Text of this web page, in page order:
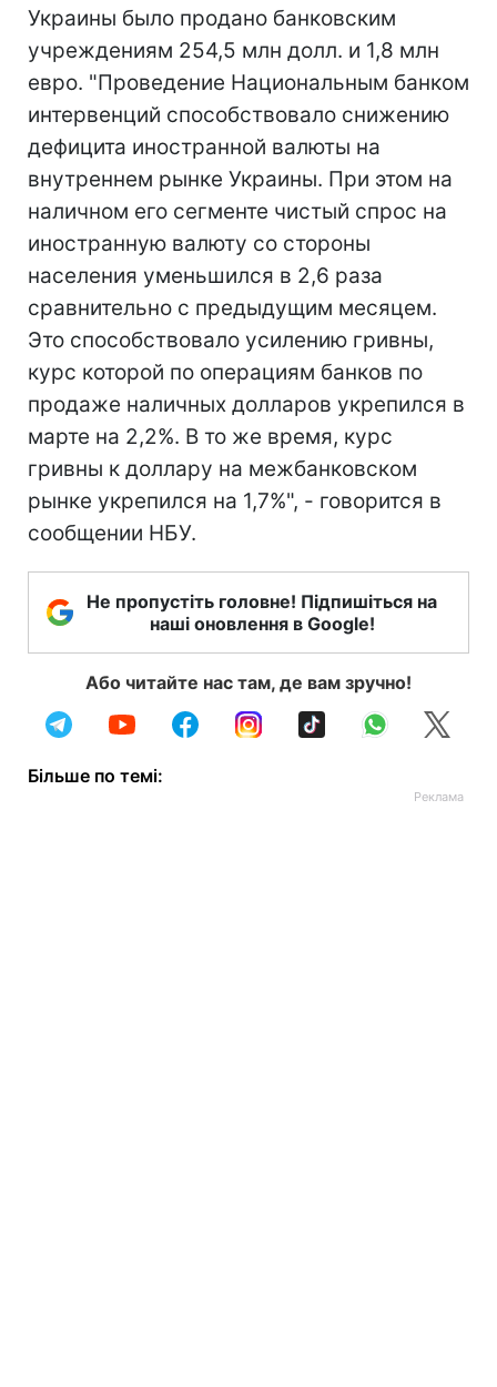
Украины было продано банковским
учреждениям 254,5 млн долл. и 1,8 млн
евро. "Проведение Национальным банком
интервенций способствовало снижению
дефицита иностранной валюты на
внутреннем рынке Украины. При этом на
наличном его сегменте чистый спрос на
иностранную валюту со стороны
населения уменьшился в 2,6 раза
сравнительно с предыдущим месяцем.
Это способствовало усилению гривны,
курс которой по операциям банков по
продаже наличных долларов укрепился в
марте на 2,2%. В то же время, курс
гривны к доллару на межбанковском
рынке укрепился на 1,7%", - говорится в
сообщении НБУ.
Не пропустіть головне! Підпишіться на
наші оновлення в Google!
Або читайте нас там, де вам зручно!
Більше по темі: